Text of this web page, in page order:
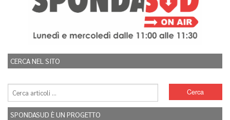
CERCA NEL SITO
SPONDASUD È UN PROGETTO